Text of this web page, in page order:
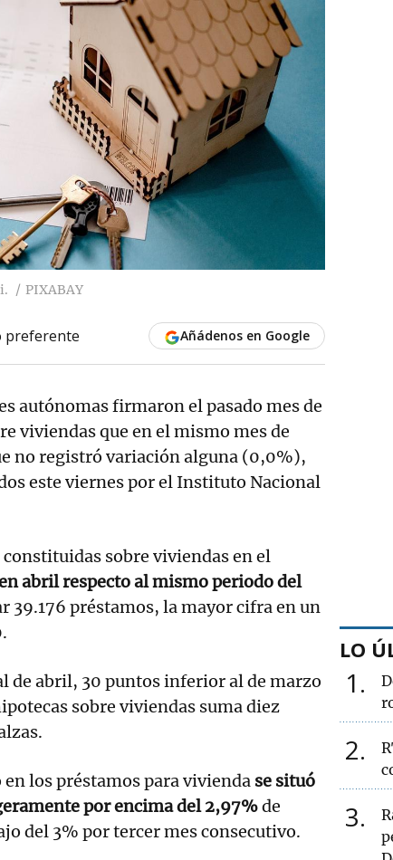
PIXABAY
preferente Añádenos en Google
autónomas firmaron el pasado mes de
viviendas que en el mismo mes de
no registró variación alguna (0,0%),
este viernes por el Instituto Nacional
sobre viviendas en el
abril respecto al mismo periodo del
39.176 préstamos, la mayor cifra en un
de abril, 30 puntos inferior al de marzo
sobre viviendas suma diez
los préstamos para vivienda se situó
por encima del 2,97%de
del 3% por tercer mes consecutivo.
LO
1
2
3